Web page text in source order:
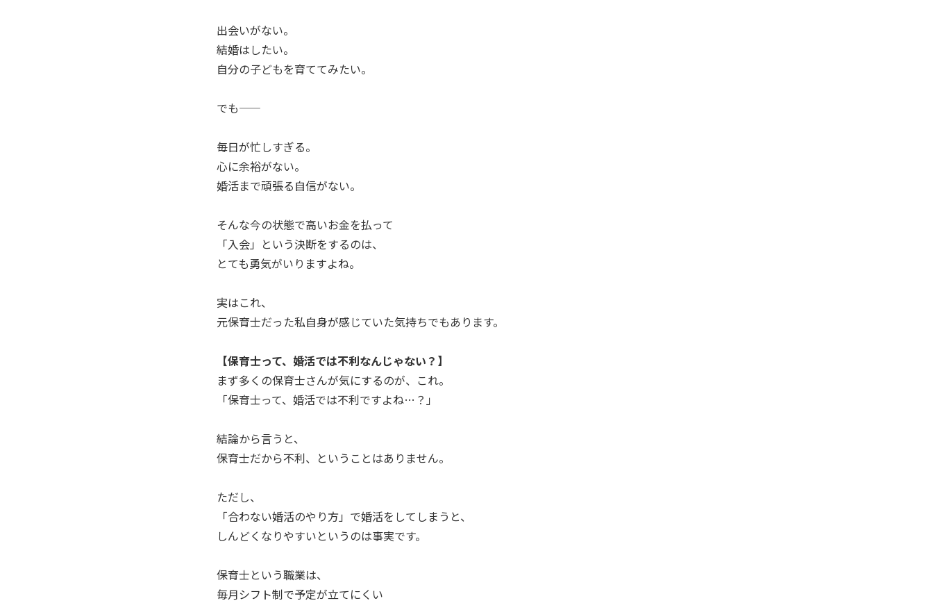
出会いがない。
結婚はしたい。
自分の子どもを育ててみたい。
でも――
毎日が忙しすぎる。
心に余裕がない。
婚活まで頑張る自信がない。
そんな今の状態で高いお金を払って
「入会」という決断をするのは、
とても勇気がいりますよね。
実はこれ、
元保育士だった私自身が感じていた気持ちでもあります。
【保育士って、婚活では不利なんじゃない？】
まず多くの保育士さんが気にするのが、これ。
「保育士って、婚活では不利ですよね…？」
結論から言うと、
保育士だから不利、ということはありません。
ただし、
「合わない婚活のやり方」で婚活をしてしまうと、
しんどくなりやすいというのは事実です。
保育士という職業は、
毎月シフト制で予定が立てにくい